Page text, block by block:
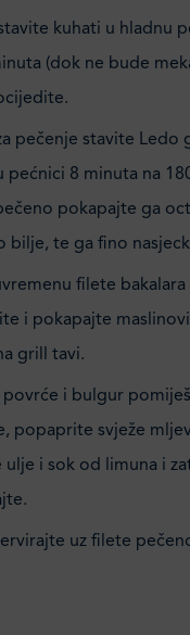
kuhati u hladnu
(dok ne bude
pečenje stavite Ledo
pećnici 8 minuta na
pokapajte ga
bilje, te ga fino
filete
i pokapajte
grill tavi.
povrće i bulgur
popaprite svježe
ulje i sok od limuna i
uz filete